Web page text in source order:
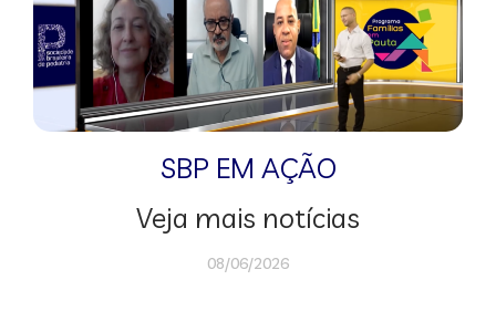
SBP EM AÇÃO
Veja mais notícias
08/06/2026